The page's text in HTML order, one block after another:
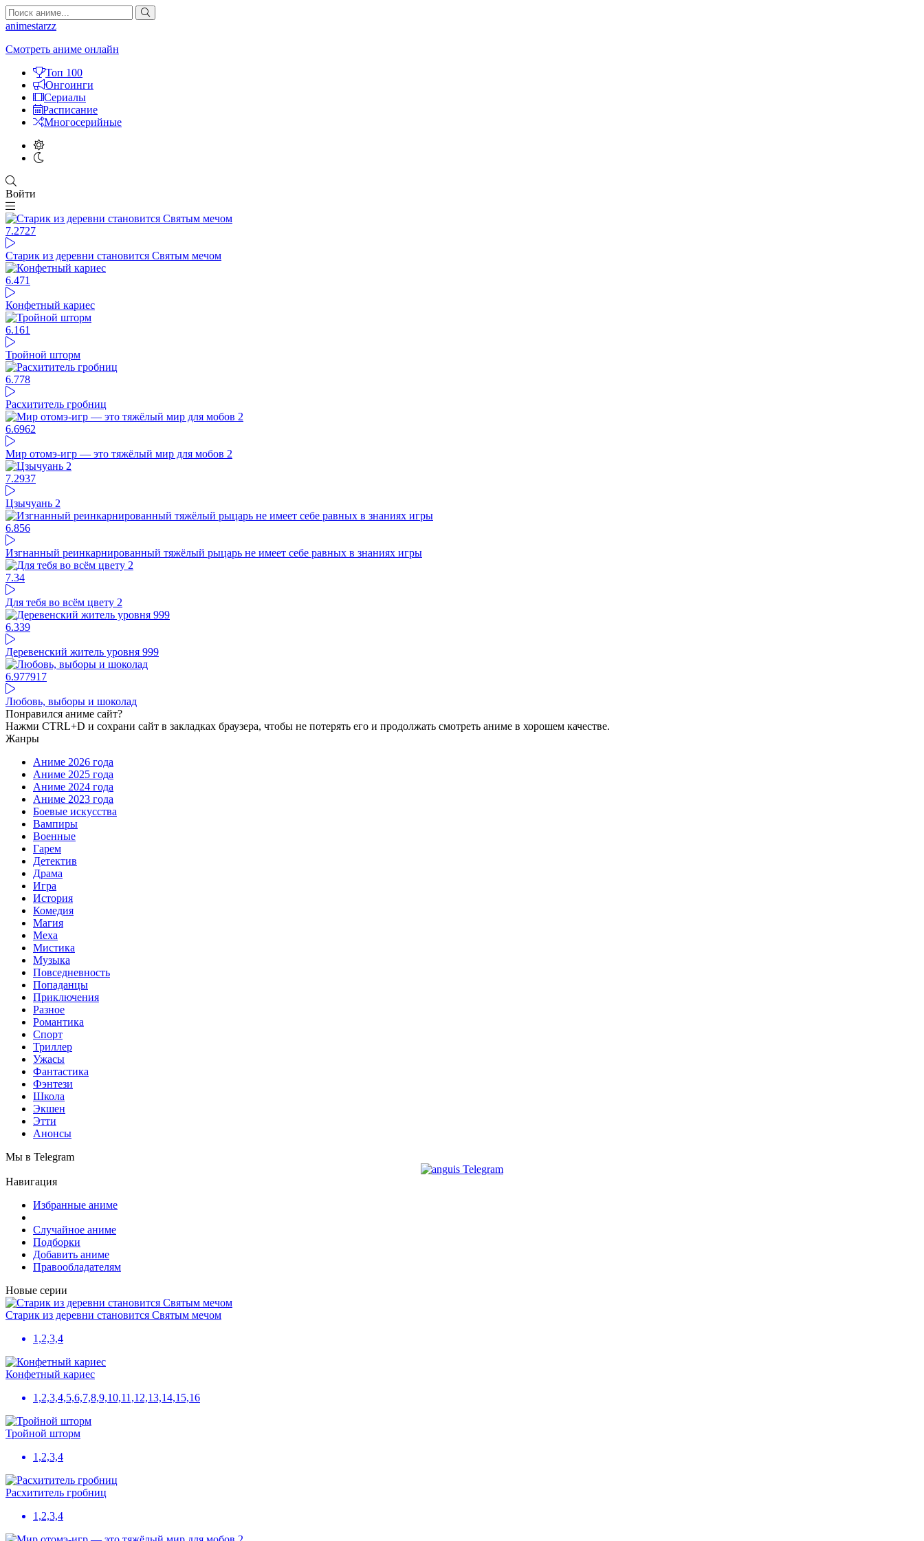
animestarzz
Смотреть аниме онлайн
Топ 100
Онгоинги
Сериалы
Расписание
Многосерийные
Войти
7.2727
Старик из деревни становится Святым мечом
6.471
Конфетный кариес
6.161
Тройной шторм
6.778
Расхититель гробниц
6.6962
Мир отомэ-игр — это тяжёлый мир для мобов 2
7.2937
Цзычуань 2
6.856
Изгнанный реинкарнированный тяжёлый рыцарь не имеет себе равных в знаниях игры
7.34
Для тебя во всём цвету 2
6.339
Деревенский житель уровня 999
6.977917
Любовь, выборы и шоколад
Понравился аниме сайт?
Нажми CTRL+D и сохрани сайт в закладках браузера, чтобы не потерять его и продолжать смотреть аниме в хорошем качестве.
Жанры
Аниме 2026 года
Аниме 2025 года
Аниме 2024 года
Аниме 2023 года
Боевые искусства
Вампиры
Военные
Гарем
Детектив
Драма
Игра
История
Комедия
Магия
Меха
Мистика
Музыка
Повседневность
Попаданцы
Приключения
Разное
Романтика
Спорт
Триллер
Ужасы
Фантастика
Фэнтези
Школа
Экшен
Этти
Анонсы
Мы в Telegram
Навигация
Избранные аниме
Случайное аниме
Подборки
Добавить аниме
Правообладателям
Новые серии
Старик из деревни становится Святым мечом
1,2,3,4
Конфетный кариес
1,2,3,4,5,6,7,8,9,10,11,12,13,14,15,16
Тройной шторм
1,2,3,4
Расхититель гробниц
1,2,3,4